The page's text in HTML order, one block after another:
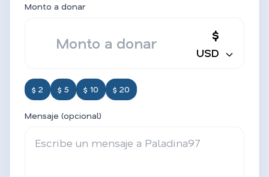
Monto a donar
$
USD
$ 2 $ 5 $ 10 $ 20
Mensaje (opcional)